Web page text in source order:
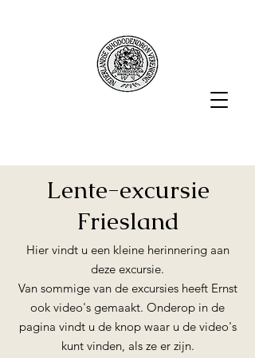
Lente-excursie
Friesland
Hier vindt u een kleine herinnering aan
deze excursie.
Van sommige van de excursies heeft Ernst
ook video's gemaakt. Onderop in de
pagina vindt u de knop waar u de video's
kunt vinden, als ze er zijn.